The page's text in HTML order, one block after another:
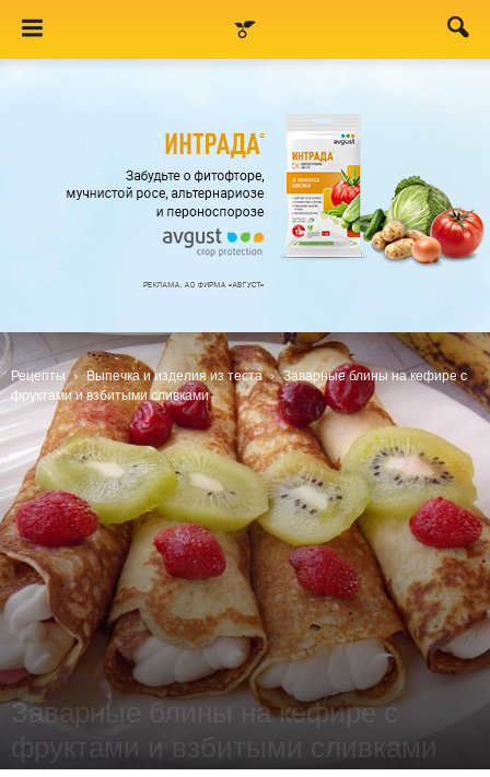
Рецепты Выпечка и изделия из теста
Заварные блины на кефире с
фруктами и взбитыми сливками
Заварные блины на кефире с
фруктами и взбитыми сливками